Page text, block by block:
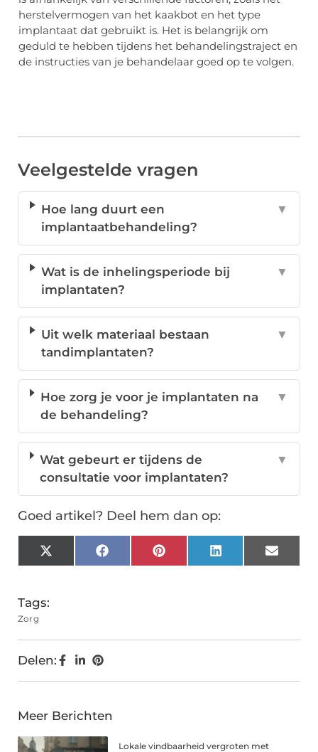
herstelvermogen van het kaakbot en het type
implantaat dat gebruikt is. Het is belangrijk om
geduld te hebben tijdens het behandelingstraject en
de instructies van je behandelaar goed op te volgen.
Veelgestelde vragen
Hoe lang duurt een
implantaatbehandeling?
▼
Wat is de inhelingsperiode bij
implantaten?
▼
Uit welk materiaal bestaan
tandimplantaten?
▼
Hoe zorg je voor je implantaten na
de behandeling?
▼
Wat gebeurt er tijdens de
consultatie voor implantaten?
▼
Goed artikel? Deel hem dan op:
X
(Twitter)
FacebookPinterestLinkedInEmail
Tags:
Zorg
Delen:
Meer Berichten
Lokale vindbaarheid vergroten met